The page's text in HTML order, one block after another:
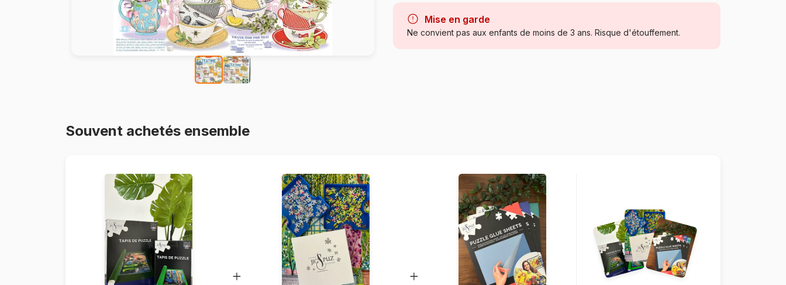
Catégorie
Age
Puzzle pour Adultes (500 à 48.000
Mise en garde
Ne convient pas aux enfants de moins de 3 ans. Risque d'étouffement.
Souvent achetés ensemble